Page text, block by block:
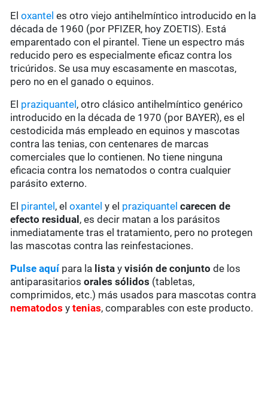
Eloxantel es otro viejo antihelmíntico introducido en la
década de 1960 (por PFIZER, hoy ZOETIS). Está
emparentado con el pirantel. Tiene un espectro más
reducido pero es especialmente eficaz contra los
tricúridos. Se usa muy escasamente en mascotas,
pero no en el ganado o equinos.
El praziquantel , otro clásico antihelmíntico genérico
introducido en la década de 1970 (por BAYER), es el
cestodicida más empleado en equinos y mascotas
contra las tenias, con centenares de marcas
comerciales que lo contienen. No tiene ninguna
eficacia contra los nematodos o contra cualquier
parásito externo.
El pirantel , eloxantel y el praziquantel carecen de
efecto residual , es decir matan a los parásitos
inmediatamente tras el tratamiento, pero no protegen
las mascotas contra las reinfestaciones.
Pulse aquípara la lista yvisión de conjunto de los
antiparasitariosorales sólidos (tabletas,
comprimidos, etc.) más usados para mascotas contra
nematodos ytenias, comparables con este producto.